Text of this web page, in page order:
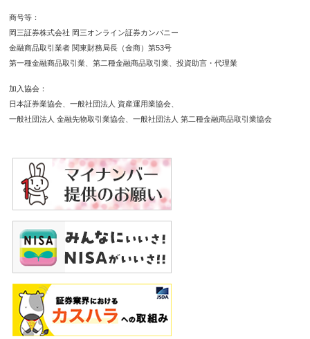
商号等
岡三証券株式会社 岡三オンライン証券カンパニー
金融商品取引業者 関東財務局長（金商）第53号
第一種金融商品取引業
第二種金融商品取引業 投資助言・代理業
加入協会
日本証券業協会
一般社団法人 資産運用業協会
一般社団法人 金融先物取引業協会
一般社団法人 第二種金融商品取引業協会